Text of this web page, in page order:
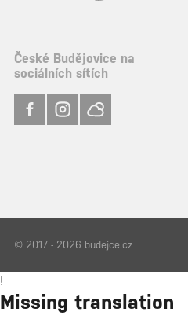
České Budějovice na
sociálních sítích
© 2017 - 2026 budejce.cz
!
Missing translation